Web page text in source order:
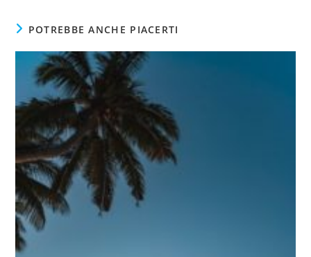
POTREBBE ANCHE PIACERTI